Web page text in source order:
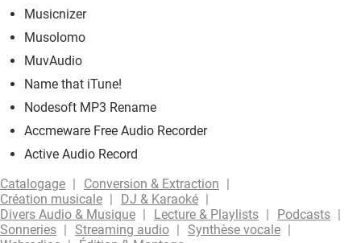
Musicnizer
Musolomo
MuvAudio
Name that iTune!
Nodesoft MP3 Rename
Accmeware Free Audio Recorder
Active Audio Record
Catalogage
Conversion & Extraction
Création musicale
DJ & Karaoké
Divers Audio & Musique
Lecture & Playlists
Podcasts
Sonneries
Streaming audio
Synthèse vocale